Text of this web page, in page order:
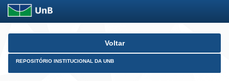
Skip
Voltar
REPOSITÓRIO INSTITUCIONAL DA UNB